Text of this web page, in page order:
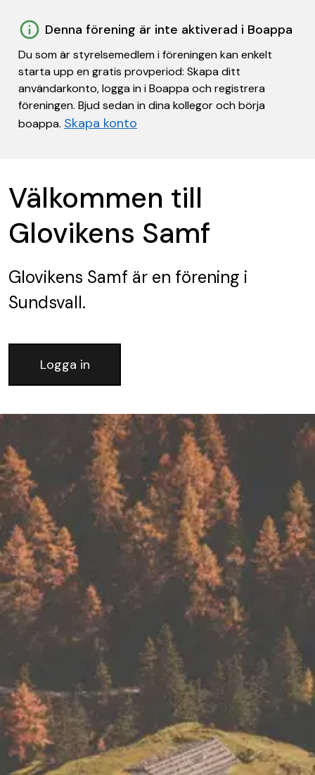
Denna förening är inte aktiverad i Boappa
Du som är styrelsemedlem i föreningen kan enkelt
starta upp en gratis provperiod: Skapa ditt
användarkonto, logga in i Boappa och registrera
föreningen. Bjud sedan in dina kollegor och börja
boappa. Skapa konto
Välkommen till
Glovikens Samf
Glovikens Samf är en förening i
Sundsvall.
Logga in